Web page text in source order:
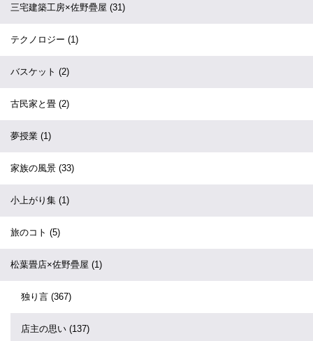
三宅建築工房×佐野疊屋 (31)
テクノロジー (1)
バスケット (2)
古民家と畳 (2)
夢授業 (1)
家族の風景 (33)
小上がり集 (1)
旅のコト (5)
松葉畳店×佐野疊屋 (1)
独り言 (367)
店主の思い (137)